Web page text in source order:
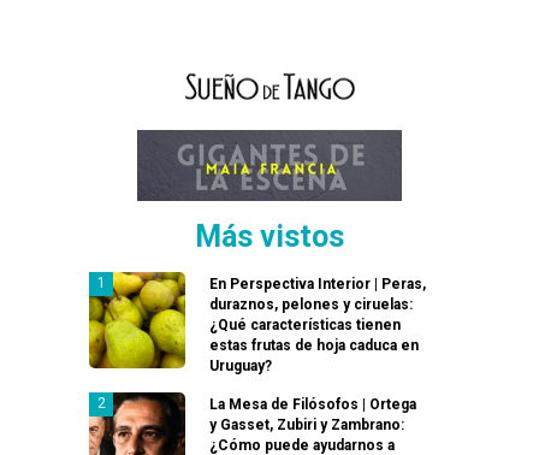
Más vistos
En Perspectiva Interior | Peras,
duraznos, pelones y ciruelas:
¿Qué características tienen
estas frutas de hoja caduca en
Uruguay?
La Mesa de Filósofos | Ortega
y Gasset, Zubiri y Zambrano:
¿Cómo puede ayudarnos a